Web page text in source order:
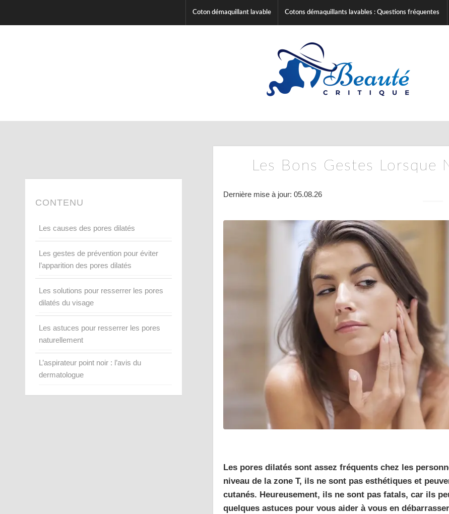
Coton démaquillant lavable Cotons démaquillants lavables : Questions fréquentes
CONTENU
Les causes des pores dilatés
Les gestes de prévention pour éviter
l’apparition des pores dilatés
Les solutions pour resserrer les pores
dilatés du visage
Les astuces pour resserrer les pores
naturellement
L’aspirateur point noir : l’avis du
dermatologue
Les Bons Gestes Lorsque
Dernière mise à jour: 05.08.26
Les pores dilatés sont assez fréquents chez les
niveau de la zone T, ils ne sont pas esthétiques et
cutanés. Heureusement, ils ne sont pas fatals, car ils
quelques astuces pour vous aider à vous en